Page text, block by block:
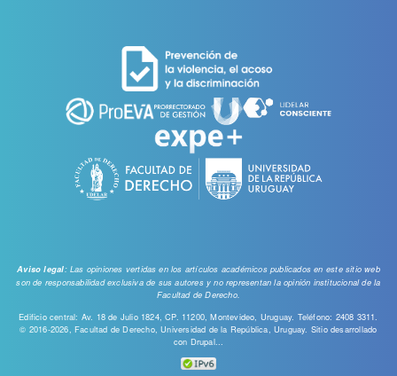
Aviso legal: Las opiniones vertidas en los artículos académicos publicados en este sitio web
son de responsabilidad exclusiva de sus autores y no representan la opinión institucional de la
Facultad de Derecho.
Edificio central: Av. 18 de Julio 1824, CP. 11200, Montevideo, Uruguay. Teléfono: 2408 3311.
© 2016-2026, Facultad de Derecho, Universidad de la República, Uruguay. Sitio desarrollado
con Drupal...